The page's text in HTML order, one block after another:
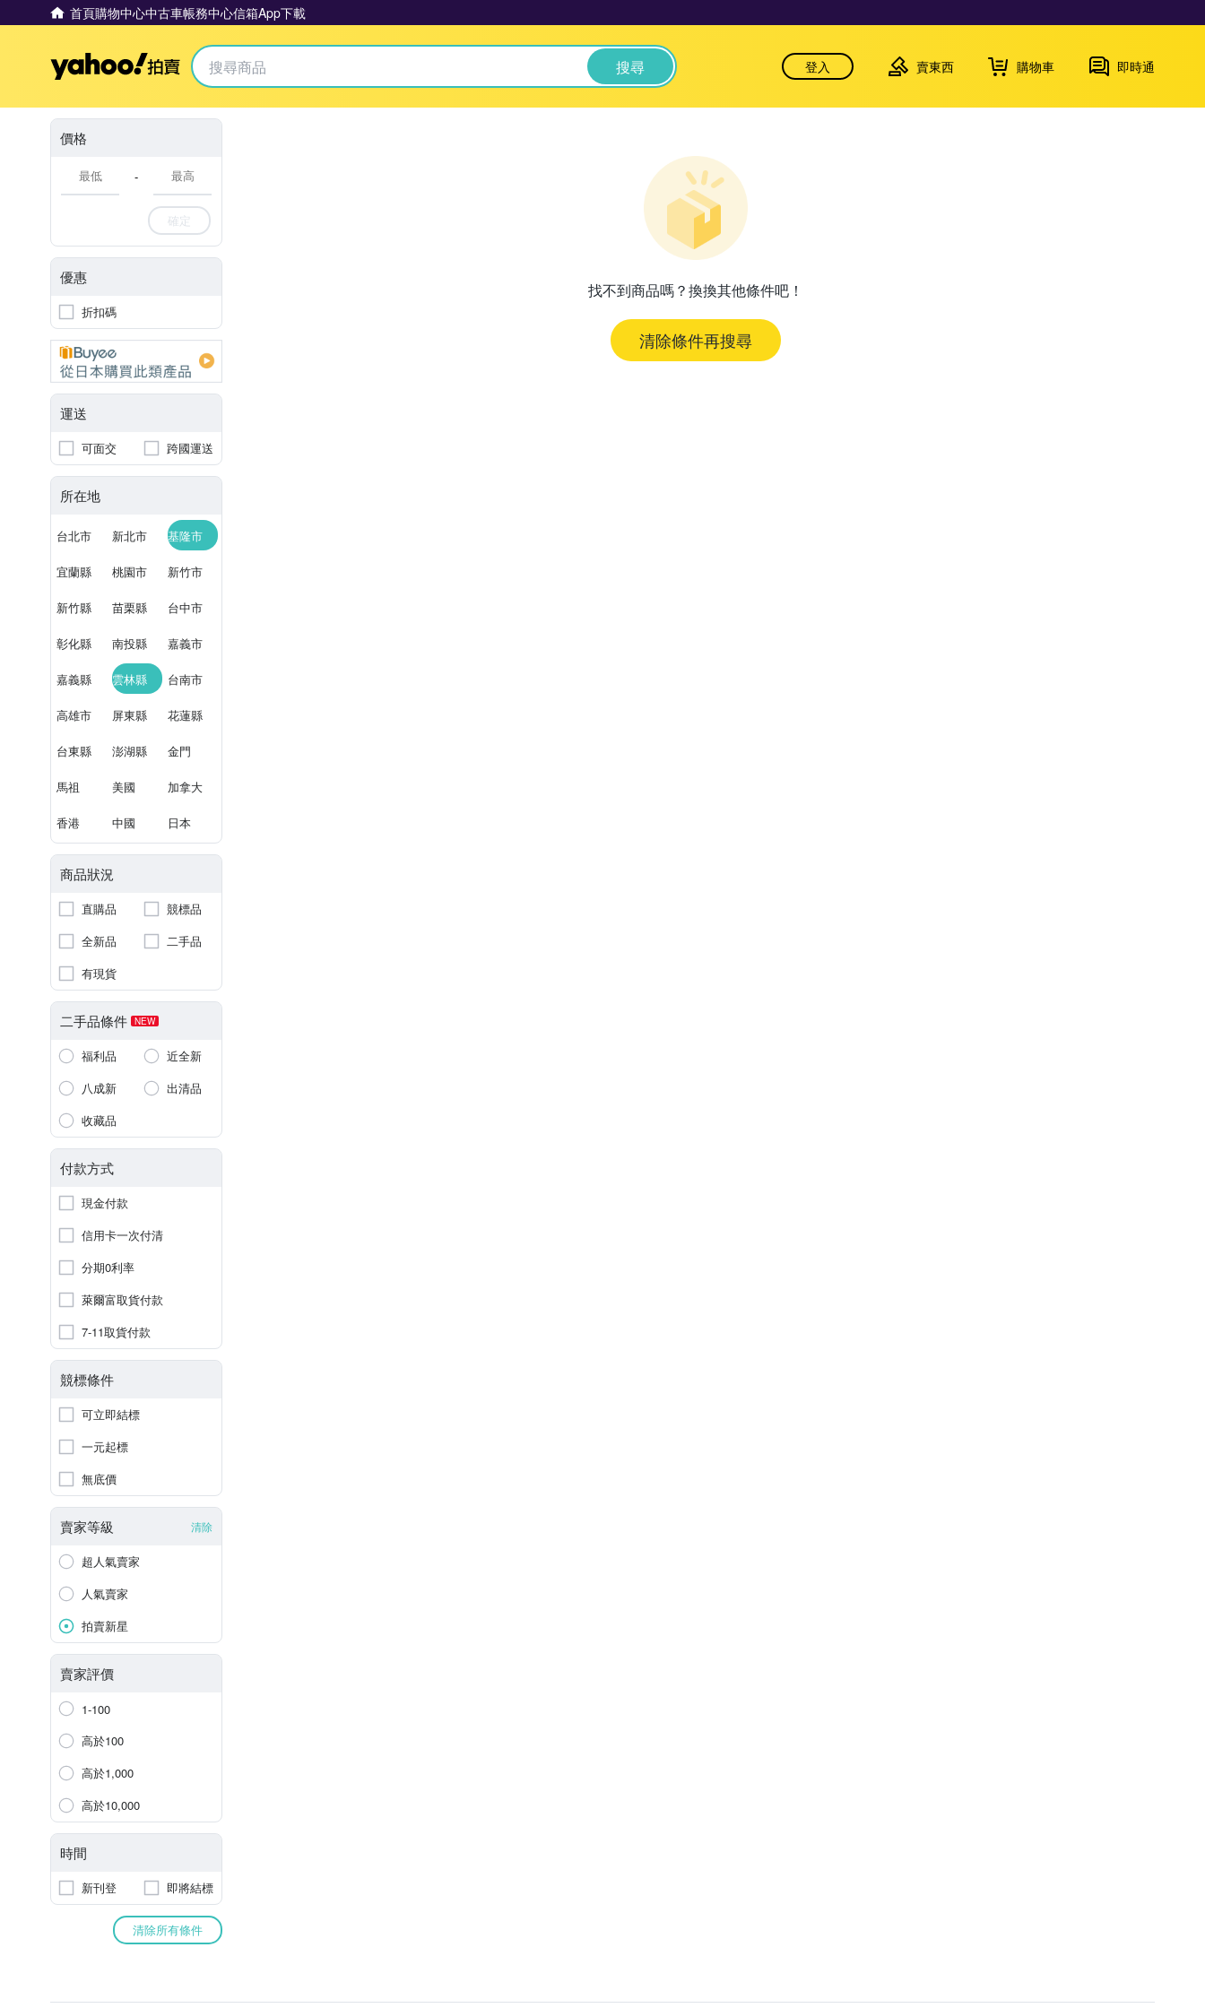
首頁購物中心中古車帳務中心信箱App下載
Yahoo拍賣 搜尋 登入 賣東西 購物車 即時通
價格
-
確定
優惠
折扣碼
運送
可面交 跨國運送
所在地
台北市 新北市 基隆市
宜蘭縣 桃園市 新竹市
新竹縣 苗栗縣 台中市
彰化縣 南投縣 嘉義市
嘉義縣 雲林縣 台南市
高雄市 屏東縣 花蓮縣
台東縣 澎湖縣 金門
馬祖 美國 加拿大
香港 中國 日本
商品狀況
直購品
競標品
全新品
二手品
有現貨
二手品條件 NEW
福利品
近全新
八成新
出清品
收藏品
付款方式
現金付款
信用卡一次付清
分期0利率
萊爾富取貨付款
7-11取貨付款
競標條件
可立即結標
一元起標
無底價
賣家等級 清除
超人氣賣家
人氣賣家
拍賣新星
賣家評價
1-100
高於100
高於1,000
高於10,000
時間
新刊登 即將結標
清除所有條件
找不到商品嗎？換換其他條件吧！
清除條件再搜尋